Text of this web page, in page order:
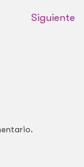
Siguiente